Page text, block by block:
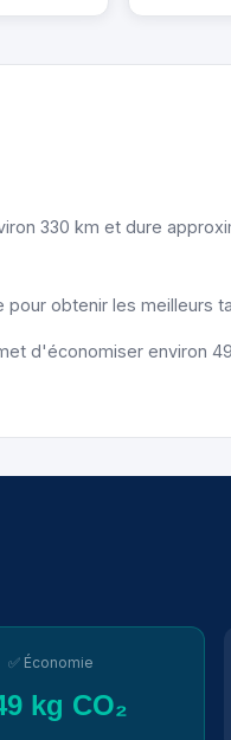
330 km et dure
pour obtenir les meilleurs
d'économiser environ
✅ Économie
kg CO₂